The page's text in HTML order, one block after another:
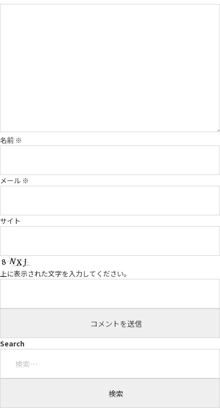
名前 ※
メール ※
サイト
上に表示された文字を入力してください。
Search